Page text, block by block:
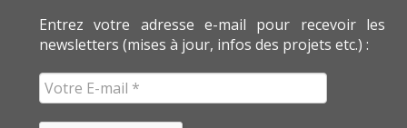
Entrez votre adresse e-mail pour recevoir les
newsletters (mises à jour, infos des projets etc.) :